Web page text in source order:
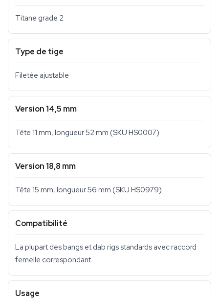
Titane grade 2
Type de tige
Filetée ajustable
Version 14,5 mm
Tête 11 mm, longueur 52 mm (SKU HS0007)
Version 18,8 mm
Tête 15 mm, longueur 56 mm (SKU HS0979)
Compatibilité
La plupart des bangs et dab rigs standards avec raccord
femelle correspondant
Usage